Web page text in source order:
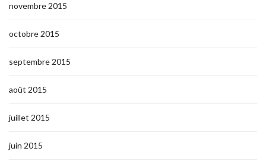
novembre 2015
octobre 2015
septembre 2015
août 2015
juillet 2015
juin 2015